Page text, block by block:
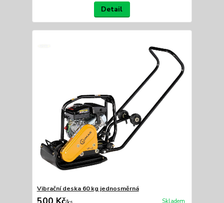
Detail
Vibrační deska 60 kg jednosměrná
Skladem